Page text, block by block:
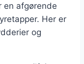
en afgørende
Her er
og